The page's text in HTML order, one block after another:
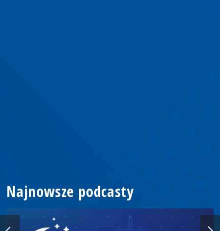
Najnowsze podcasty